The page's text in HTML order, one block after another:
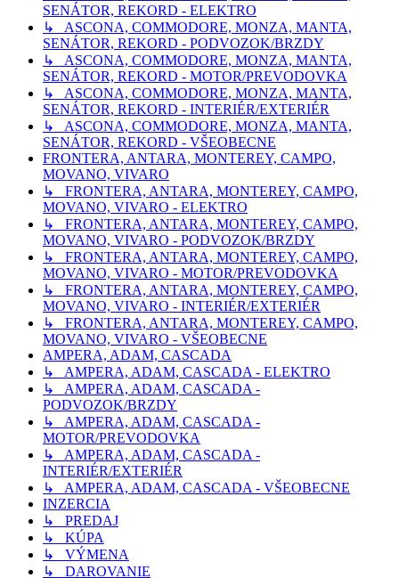
SENÁTOR, REKORD - ELEKTRO
↳ ASCONA, COMMODORE, MONZA, MANTA,
SENÁTOR, REKORD - PODVOZOK/BRZDY
↳ ASCONA, COMMODORE, MONZA, MANTA,
SENÁTOR, REKORD - MOTOR/PREVODOVKA
↳ ASCONA, COMMODORE, MONZA, MANTA,
SENÁTOR, REKORD - INTERIÉR/EXTERIÉR
↳ ASCONA, COMMODORE, MONZA, MANTA,
SENÁTOR, REKORD - VŠEOBECNE
FRONTERA, ANTARA, MONTEREY, CAMPO,
MOVANO, VIVARO
↳ FRONTERA, ANTARA, MONTEREY, CAMPO,
MOVANO, VIVARO - ELEKTRO
↳ FRONTERA, ANTARA, MONTEREY, CAMPO,
MOVANO, VIVARO - PODVOZOK/BRZDY
↳ FRONTERA, ANTARA, MONTEREY, CAMPO,
MOVANO, VIVARO - MOTOR/PREVODOVKA
↳ FRONTERA, ANTARA, MONTEREY, CAMPO,
MOVANO, VIVARO - INTERIÉR/EXTERIÉR
↳ FRONTERA, ANTARA, MONTEREY, CAMPO,
MOVANO, VIVARO - VŠEOBECNE
AMPERA, ADAM, CASCADA
↳ AMPERA, ADAM, CASCADA - ELEKTRO
↳ AMPERA, ADAM, CASCADA -
PODVOZOK/BRZDY
↳ AMPERA, ADAM, CASCADA -
MOTOR/PREVODOVKA
↳ AMPERA, ADAM, CASCADA -
INTERIÉR/EXTERIÉR
↳ AMPERA, ADAM, CASCADA - VŠEOBECNE
INZERCIA
↳ PREDAJ
↳ KÚPA
↳ VÝMENA
↳ DAROVANIE